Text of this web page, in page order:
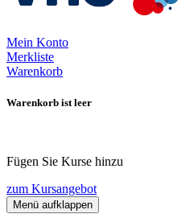
Mein Konto
Merkliste
Warenkorb
Warenkorb ist leer
Fügen Sie Kurse hinzu
zum Kursangebot
Menü aufklappen